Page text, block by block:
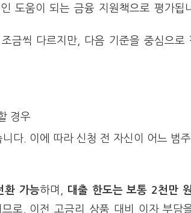
도움이 되는 금융 지원책으로 평가됩
금씩 다르지만, 다음 기준을 중심으로
경우
다. 이에 따라 신청 전 자신이 어느 범
환 가능하며, 대출 한도는 보통 2천만
로, 이전 고금리 상품 대비 이자 부담